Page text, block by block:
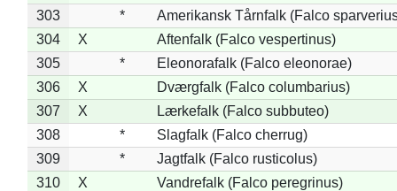
303
*
Amerikansk Tårnfalk (Falco
304
X
Aftenfalk (Falco vespertinus)
305
*
Eleonorafalk (Falco eleonorae)
306
X
Dværgfalk (Falco columbarius)
307
X
Lærkefalk (Falco subbuteo)
308
*
Slagfalk (Falco cherrug)
309
*
Jagtfalk (Falco rusticolus)
310
X
Vandrefalk (Falco peregrinus)